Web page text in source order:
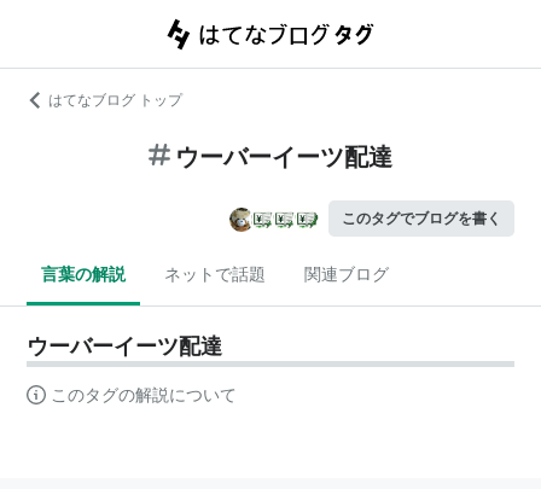
はてなブログ トップ
ウーバーイーツ配達
このタグでブログを書く
言葉の解説 ネットで話題 関連ブログ
ウーバーイーツ配達
このタグの解説について